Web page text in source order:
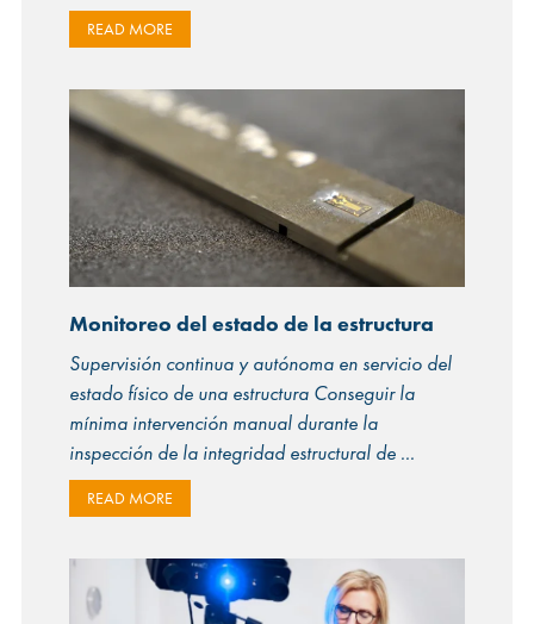
READ MORE
Monitoreo del estado de la estructura
Supervisión continua y autónoma en servicio del
estado físico de una estructura Conseguir la
mínima intervención manual durante la
inspección de la integridad estructural de
READ MORE